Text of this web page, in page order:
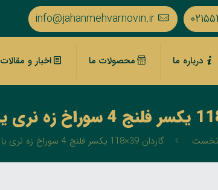
info@jahanmehvarnovin.ir
درباره ما محصولات ما اخبار و مقالات
گاردان 39×118 یکسر فلنج 4 سوراخ زه نری یا مادگی لوله 3 گوش